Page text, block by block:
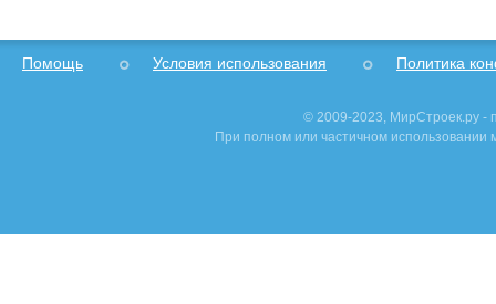
Помощь Условия использования Политика
© 2009-2023, МирСтроек.ру -
При полном или частичном использовании